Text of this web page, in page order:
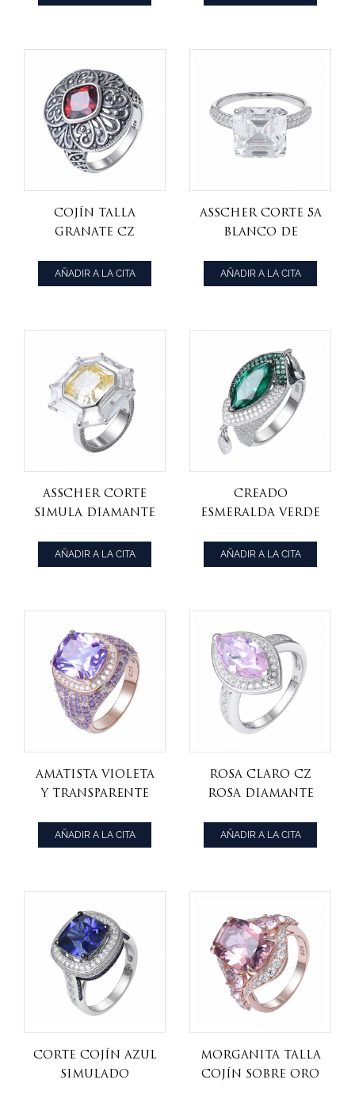
iris anillo de
conjunto
joyería
corte princesa
cojín talla
granate CZ
negro sobre
plata de ley
AÑADIR A LA CITA
Asscher corte 5A
blanco de
anillo de rodio
sobre plata de
AÑADIR A LA CITA
Asscher corte
simula diamante
sobre anillo de
plata esterlina
AÑADIR A LA CITA
creado
esmeralda verde
negro 2 tono
plateado 925
esterlina
AÑADIR A LA CITA
amatista violeta
y transparente
oro rosa 925
anillo de plata
AÑADIR A LA CITA
rosa claro CZ
rosa Diamante
marquesa rodio
925 anillo de
AÑADIR A LA CITA
corte cojín azul
simulado
morganita talla
cojín sobre oro